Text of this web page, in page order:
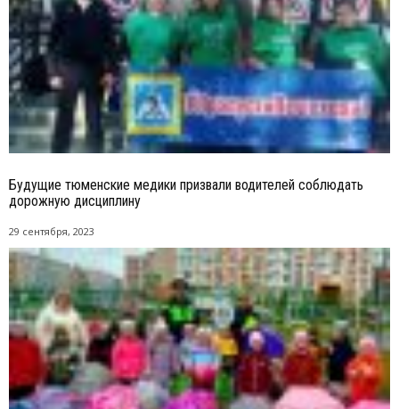
Будущие тюменские медики призвали водителей соблюдать
дорожную дисциплину
29 сентября, 2023